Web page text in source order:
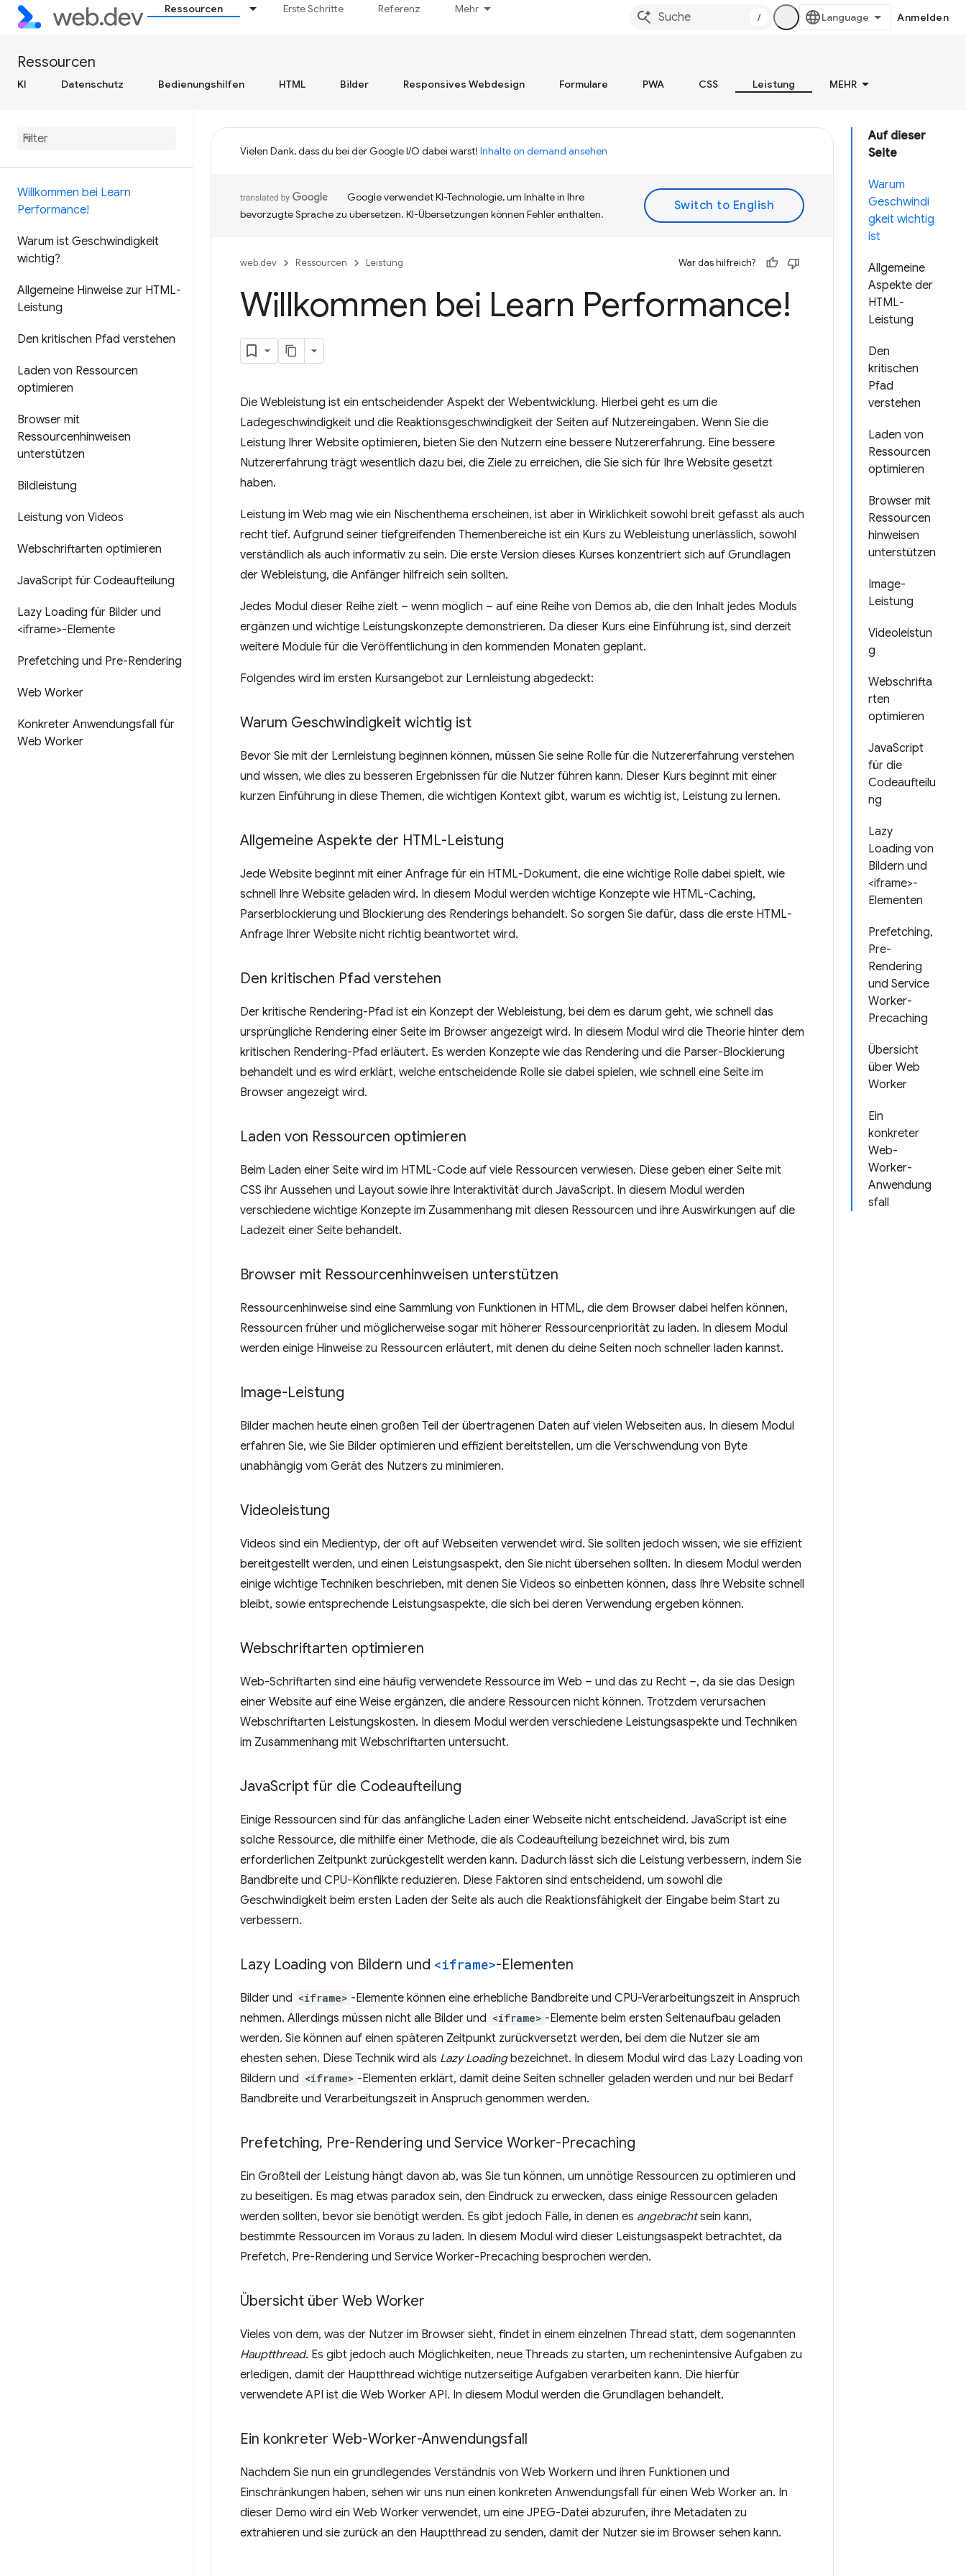
Ressourcen Erste Schritte Referenz Mehr
/ Anmelden
Ressourcen
KI Datenschutz Bedienungshilfen HTML Bilder Responsives Webdesign Formulare PWA CSS Leistung MEHR
Willkommen bei Learn
Performance!
Warum ist Geschwindigkeit
wichtig?
Allgemeine Hinweise zur HTML-
Leistung
Den kritischen Pfad verstehen
Laden von Ressourcen
optimieren
Browser mit
Ressourcenhinweisen
unterstützen
Bildleistung
Leistung von Videos
Webschriftarten optimieren
JavaScript für Codeaufteilung
Lazy Loading für Bilder und
<iframe>-Elemente
Prefetching und Pre-Rendering
Web Worker
Konkreter Anwendungsfall für
Web Worker
Auf dieser
Seite
Warum
Geschwindi
gkeit wichtig
ist
Allgemeine
Aspekte der
HTML-
Leistung
Den
kritischen
Pfad
verstehen
Laden von
Ressourcen
optimieren
Browser mit
Ressourcen
hinweisen
unterstützen
Image-
Leistung
Videoleistun
g
Webschrifta
rten
optimieren
JavaScript
für die
Codeaufteilu
ng
Lazy
Loading von
Bildern und
<iframe>-
Elementen
Prefetching,
Pre-
Rendering
und Service
Worker-
Precaching
Übersicht
über Web
Worker
Ein
konkreter
Web-
Worker-
Anwendung
sfall
Vielen Dank, dass du bei der Google I/O dabei warst! Inhalte on demand ansehen
Google verwendet KI-Technologie, um Inhalte in Ihre
bevorzugte Sprache zu übersetzen. KI-Übersetzungen können Fehler enthalten.
web.dev Ressourcen Leistung War das hilfreich?
Willkommen bei Learn Performance!
Die Webleistung ist ein entscheidender Aspekt der Webentwicklung. Hierbei geht es um die
Ladegeschwindigkeit und die Reaktionsgeschwindigkeit der Seiten auf Nutzereingaben. Wenn Sie die
Leistung Ihrer Website optimieren, bieten Sie den Nutzern eine bessere Nutzererfahrung. Eine bessere
Nutzererfahrung trägt wesentlich dazu bei, die Ziele zu erreichen, die Sie sich für Ihre Website gesetzt
haben.
Leistung im Web mag wie ein Nischenthema erscheinen, ist aber in Wirklichkeit sowohl breit gefasst als auch
recht tief. Aufgrund seiner tiefgreifenden Themenbereiche ist ein Kurs zu Webleistung unerlässlich, sowohl
verständlich als auch informativ zu sein. Die erste Version dieses Kurses konzentriert sich auf Grundlagen
der Webleistung, die Anfänger hilfreich sein sollten.
Jedes Modul dieser Reihe zielt – wenn möglich – auf eine Reihe von Demos ab, die den Inhalt jedes Moduls
ergänzen und wichtige Leistungskonzepte demonstrieren. Da dieser Kurs eine Einführung ist, sind derzeit
weitere Module für die Veröffentlichung in den kommenden Monaten geplant.
Folgendes wird im ersten Kursangebot zur Lernleistung abgedeckt:
Warum Geschwindigkeit wichtig ist
Bevor Sie mit der Lernleistung beginnen können, müssen Sie seine Rolle für die Nutzererfahrung verstehen
und wissen, wie dies zu besseren Ergebnissen für die Nutzer führen kann. Dieser Kurs beginnt mit einer
kurzen Einführung in diese Themen, die wichtigen Kontext gibt, warum es wichtig ist, Leistung zu lernen.
Allgemeine Aspekte der HTML-Leistung
Jede Website beginnt mit einer Anfrage für ein HTML-Dokument, die eine wichtige Rolle dabei spielt, wie
schnell Ihre Website geladen wird. In diesem Modul werden wichtige Konzepte wie HTML-Caching,
Parserblockierung und Blockierung des Renderings behandelt. So sorgen Sie dafür, dass die erste HTML-
Anfrage Ihrer Website nicht richtig beantwortet wird.
Den kritischen Pfad verstehen
Der kritische Rendering-Pfad ist ein Konzept der Webleistung, bei dem es darum geht, wie schnell das
ursprüngliche Rendering einer Seite im Browser angezeigt wird. In diesem Modul wird die Theorie hinter dem
kritischen Rendering-Pfad erläutert. Es werden Konzepte wie das Rendering und die Parser-Blockierung
behandelt und es wird erklärt, welche entscheidende Rolle sie dabei spielen, wie schnell eine Seite im
Browser angezeigt wird.
Laden von Ressourcen optimieren
Beim Laden einer Seite wird im HTML-Code auf viele Ressourcen verwiesen. Diese geben einer Seite mit
CSS ihr Aussehen und Layout sowie ihre Interaktivität durch JavaScript. In diesem Modul werden
verschiedene wichtige Konzepte im Zusammenhang mit diesen Ressourcen und ihre Auswirkungen auf die
Ladezeit einer Seite behandelt.
Browser mit Ressourcenhinweisen unterstützen
Ressourcenhinweise sind eine Sammlung von Funktionen in HTML, die dem Browser dabei helfen können,
Ressourcen früher und möglicherweise sogar mit höherer Ressourcenpriorität zu laden. In diesem Modul
werden einige Hinweise zu Ressourcen erläutert, mit denen du deine Seiten noch schneller laden kannst.
Image-Leistung
Bilder machen heute einen großen Teil der übertragenen Daten auf vielen Webseiten aus. In diesem Modul
erfahren Sie, wie Sie Bilder optimieren und effizient bereitstellen, um die Verschwendung von Byte
unabhängig vom Gerät des Nutzers zu minimieren.
Videoleistung
Videos sind ein Medientyp, der oft auf Webseiten verwendet wird. Sie sollten jedoch wissen, wie sie effizient
bereitgestellt werden, und einen Leistungsaspekt, den Sie nicht übersehen sollten. In diesem Modul werden
einige wichtige Techniken beschrieben, mit denen Sie Videos so einbetten können, dass Ihre Website schnell
bleibt, sowie entsprechende Leistungsaspekte, die sich bei deren Verwendung ergeben können.
Webschriftarten optimieren
Web-Schriftarten sind eine häufig verwendete Ressource im Web – und das zu Recht –, da sie das Design
einer Website auf eine Weise ergänzen, die andere Ressourcen nicht können. Trotzdem verursachen
Webschriftarten Leistungskosten. In diesem Modul werden verschiedene Leistungsaspekte und Techniken
im Zusammenhang mit Webschriftarten untersucht.
JavaScript für die Codeaufteilung
Einige Ressourcen sind für das anfängliche Laden einer Webseite nicht entscheidend. JavaScript ist eine
solche Ressource, die mithilfe einer Methode, die als Codeaufteilung bezeichnet wird, bis zum
erforderlichen Zeitpunkt zurückgestellt werden kann. Dadurch lässt sich die Leistung verbessern, indem Sie
Bandbreite und CPU-Konflikte reduzieren. Diese Faktoren sind entscheidend, um sowohl die
Geschwindigkeit beim ersten Laden der Seite als auch die Reaktionsfähigkeit der Eingabe beim Start zu
verbessern.
Lazy Loading von Bildern und <iframe>-Elementen
Bilder und <iframe> -Elemente können eine erhebliche Bandbreite und CPU-Verarbeitungszeit in Anspruch
nehmen. Allerdings müssen nicht alle Bilder und <iframe> -Elemente beim ersten Seitenaufbau geladen
werden. Sie können auf einen späteren Zeitpunkt zurückversetzt werden, bei dem die Nutzer sie am
ehesten sehen. Diese Technik wird als Lazy Loadingbezeichnet. In diesem Modul wird das Lazy Loading von
Bildern und <iframe> -Elementen erklärt, damit deine Seiten schneller geladen werden und nur bei Bedarf
Bandbreite und Verarbeitungszeit in Anspruch genommen werden.
Prefetching, Pre-Rendering und Service Worker-Precaching
Ein Großteil der Leistung hängt davon ab, was Sie tun können, um unnötige Ressourcen zu optimieren und
zu beseitigen. Es mag etwas paradox sein, den Eindruck zu erwecken, dass einige Ressourcen geladen
werden sollten, bevor sie benötigt werden. Es gibt jedoch Fälle, in denen es angebrachtsein kann,
bestimmte Ressourcen im Voraus zu laden. In diesem Modul wird dieser Leistungsaspekt betrachtet, da
Prefetch, Pre-Rendering und Service Worker-Precaching besprochen werden.
Übersicht über Web Worker
Vieles von dem, was der Nutzer im Browser sieht, findet in einem einzelnen Thread statt, dem sogenannten
Hauptthread. Es gibt jedoch auch Möglichkeiten, neue Threads zu starten, um rechenintensive Aufgaben zu
erledigen, damit der Hauptthread wichtige nutzerseitige Aufgaben verarbeiten kann. Die hierfür
verwendete API ist die Web Worker API. In diesem Modul werden die Grundlagen behandelt.
Ein konkreter Web-Worker-Anwendungsfall
Nachdem Sie nun ein grundlegendes Verständnis von Web Workern und ihren Funktionen und
Einschränkungen haben, sehen wir uns nun einen konkreten Anwendungsfall für einen Web Worker an. In
dieser Demo wird ein Web Worker verwendet, um eine JPEG-Datei abzurufen, ihre Metadaten zu
extrahieren und sie zurück an den Hauptthread zu senden, damit der Nutzer sie im Browser sehen kann.